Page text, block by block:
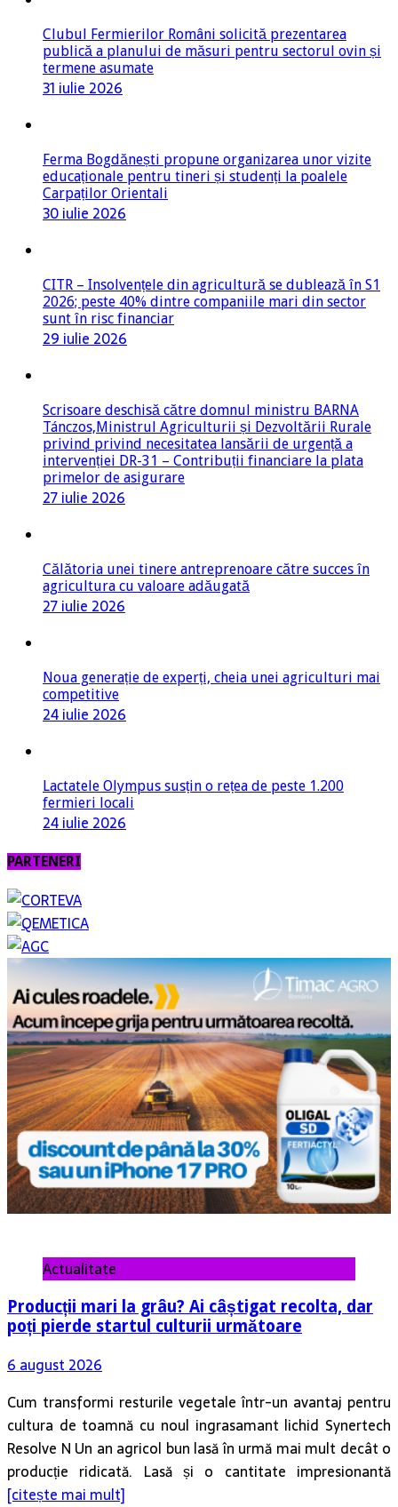
Clubul Fermierilor Români solicită prezentarea
publică a planului de măsuri pentru sectorul ovin și
termene asumate
31 iulie 2026
Ferma Bogdănești propune organizarea unor vizite
educaționale pentru tineri și studenți la poalele
Carpaților Orientali
30 iulie 2026
CITR – Insolvențele din agricultură se dublează în S1
2026; peste 40% dintre companiile mari din sector
sunt în risc financiar
29 iulie 2026
Scrisoare deschisă către domnul ministru BARNA
Tánczos,Ministrul Agriculturii și Dezvoltării Rurale
privind privind necesitatea lansării de urgență a
intervenției DR-31 – Contribuții financiare la plata
primelor de asigurare
27 iulie 2026
Călătoria unei tinere antreprenoare către succes în
agricultura cu valoare adăugată
27 iulie 2026
Noua generație de experți, cheia unei agriculturi mai
competitive
24 iulie 2026
Lactatele Olympus susțin o rețea de peste 1.200
fermieri locali
24 iulie 2026
PARTENERI
Actualitate
Producții mari la grâu? Ai câștigat recolta, dar
poți pierde startul culturii următoare
6 august 2026
Cum transformi resturile vegetale într-un avantaj pentru
cultura de toamnă cu noul ingrasamant lichid Synertech
Resolve N Un an agricol bun lasă în urmă mai mult decât o
producție ridicată. Lasă și o cantitate impresionantă
[citește mai mult]